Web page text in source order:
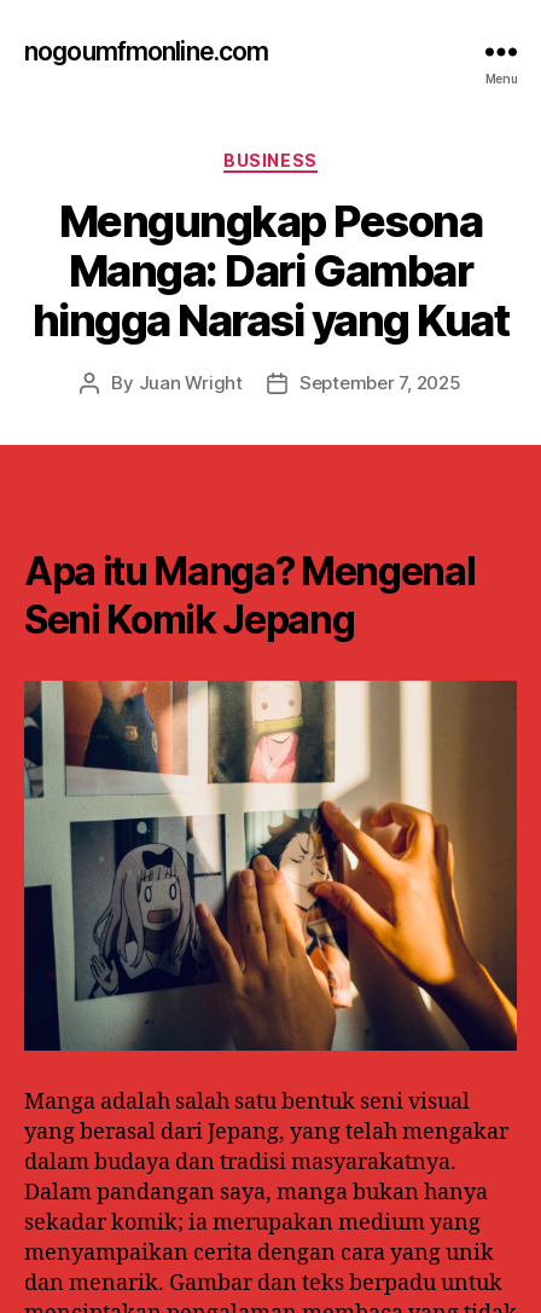
nogoumfmonline.com
Menu
Categories
BUSINESS
Mengungkap Pesona
Manga: Dari Gambar
hingga Narasi yang Kuat
Post
By Juan Wright
PostSeptember 7, 2025
Apa itu Manga? Mengenal
Seni Komik Jepang
Manga adalah salah satu bentuk seni visual
yang berasal dari Jepang, yang telah mengakar
dalam budaya dan tradisi masyarakatnya.
Dalam pandangan saya, manga bukan hanya
sekadar komik; ia merupakan medium yang
menyampaikan cerita dengan cara yang unik
dan menarik. Gambar dan teks berpadu untuk